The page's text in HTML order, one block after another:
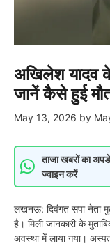
अखिलेश यादव
जानें कैसे हुई
May 13, 2026 by
ताजा खबरों का
ज्वाइन करें
लखनऊ: दिवंगत सपा नेता
है। मिली जानकारी के
अवस्था में लाया गया।